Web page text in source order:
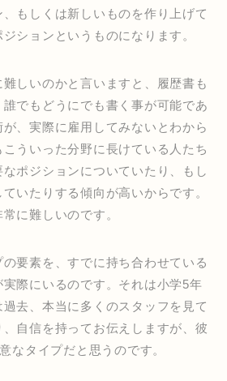
もしくは新しいものを作り上げて
ションというものになります。
しいのかと言いますと、履歴書も
でもどうにでも書く事が可能であ
、実際に雇用してみないとわから
ういった分野に長けている人たち
ポジションについていたり、もし
いたりする傾向が高いからです。
に難しいのです。
要素を、すでに持ち合わせている
際にいるのです。それは小学5年
去、本当に多くのスタッフを見て
自信を持ってお伝えしますが、彼
なタイプだと思うのです。